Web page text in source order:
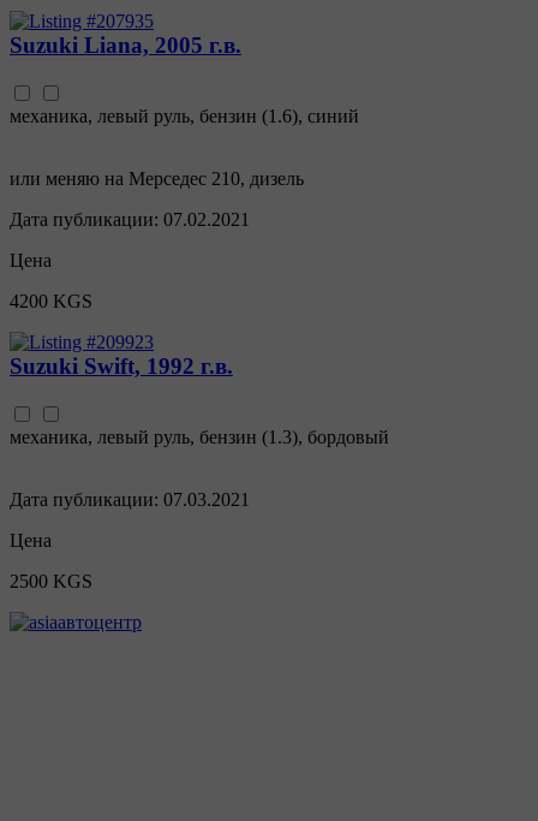
Suzuki Liana, 2005 г.в.
механика, левый руль, бензин (1.6), синий
или меняю на Мерседес 210, дизель
Дата публикации: 07.02.2021
Цена
4200 KGS
Suzuki Swift, 1992 г.в.
механика, левый руль, бензин (1.3), бордовый
Дата публикации: 07.03.2021
Цена
2500 KGS